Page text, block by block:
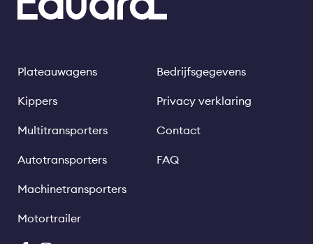
Footer
Plateauwagens
Kippers
Multitransporters
Autotransporters
Machinetransporters
Motortrailer
Legal
Bedrijfsgegevens
Privacy verklaring
Contact
FAQ